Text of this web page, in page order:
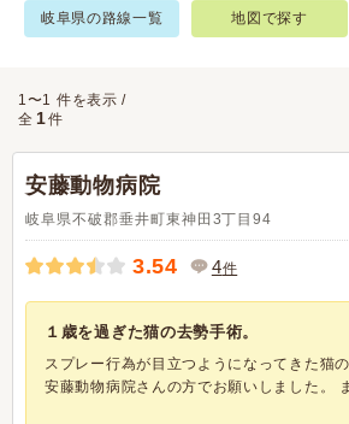
岐阜県の路線一覧 地図で探す
1〜1 件を表示 /
全 1件
安藤動物病院
岐阜県不破郡垂井町東神田3丁目94
3.54 4件
１歳を過ぎた猫の去勢手術。
スプレー行為が目立つようになってきた猫
安藤動物病院さんの方でお願いしました。